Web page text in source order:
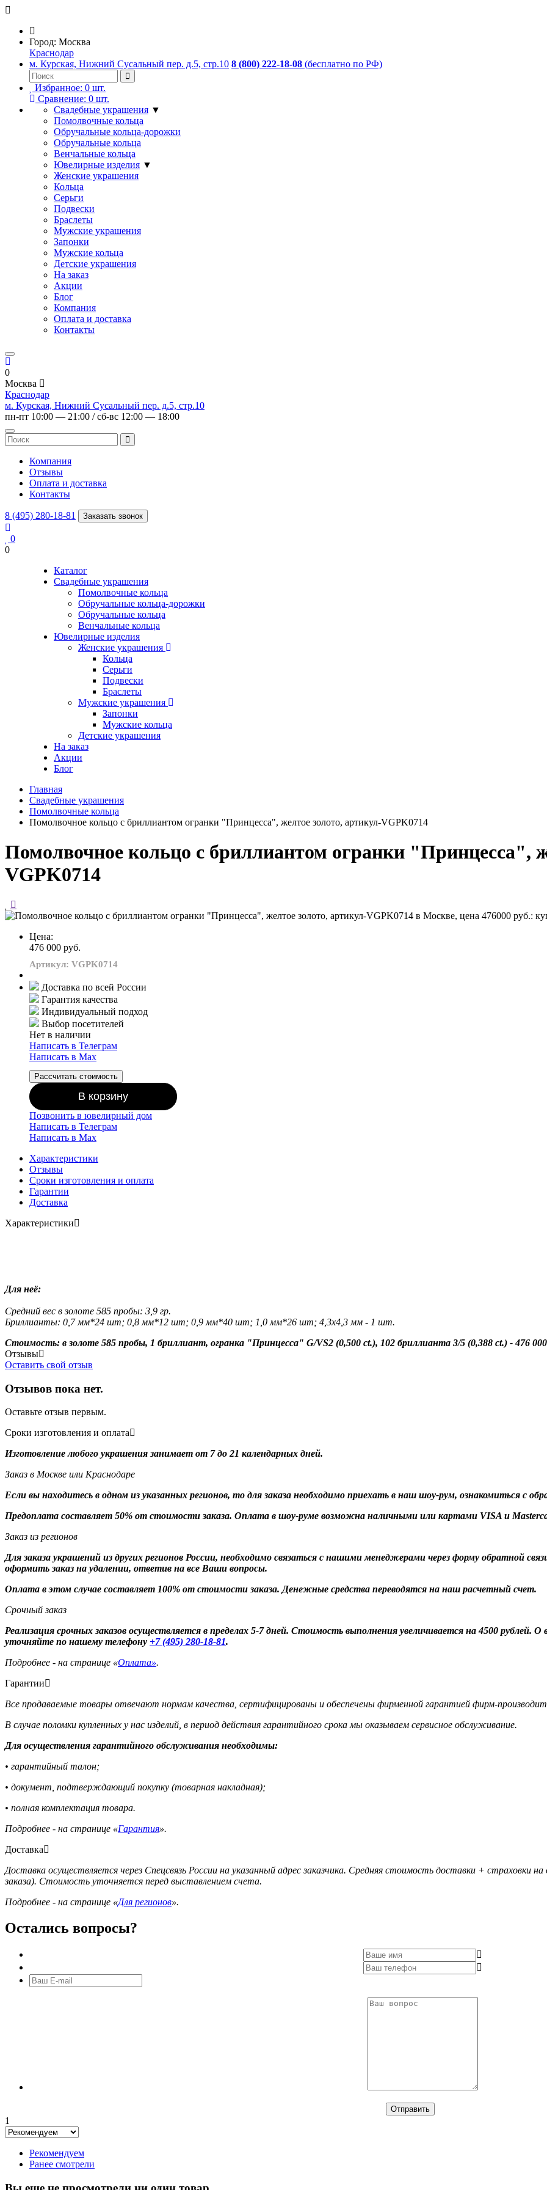
Город: Москва
Краснодар
м. Курская, Нижний Сусальный пер. д.5, стр.10 8 (800) 222-18-08 (бесплатно по РФ)
Избранное: 0 шт.
Сравнение: 0 шт.
Свадебные украшения ▼
Помолвочные кольца
Обручальные кольца-дорожки
Обручальные кольца
Венчальные кольца
Ювелирные изделия ▼
Женские украшения
Кольца
Серьги
Подвески
Браслеты
Мужские украшения
Запонки
Мужские кольца
Детские украшения
На заказ
Акции
Блог
Компания
Оплата и доставка
Контакты
0
Москва
Краснодар
м. Курская, Нижний Сусальный пер. д.5, стр.10
пн-пт 10:00 — 21:00 / сб-вс 12:00 — 18:00
Компания
Отзывы
Оплата и доставка
Контакты
8 (495) 280-18-81 Заказать звонок
0
0
Каталог
Свадебные украшения
Помолвочные кольца
Обручальные кольца-дорожки
Обручальные кольца
Венчальные кольца
Ювелирные изделия
Женские украшения
Кольца
Серьги
Подвески
Браслеты
Мужские украшения
Запонки
Мужские кольца
Детские украшения
На заказ
Акции
Блог
Главная
Свадебные украшения
Помолвочные кольца
Помолвочное кольцо с бриллиантом огранки "Принцесса", желтое золото, артикул-VGPK0714
Помолвочное кольцо с бриллиантом огранки "Принцесса",
VGPK0714
Цена:
476 000 руб.
Артикул: VGPK0714
Доставка по всей России
Гарантия качества
Индивидуальный подход
Выбор посетителей
Нет в наличии
Написать в Телеграм
Написать в Мах
Рассчитать стоимость
В корзину
Позвонить в ювелирный дом
Написать в Телеграм
Написать в Мах
Характеристики
Отзывы
Сроки изготовления и оплата
Гарантии
Доставка
Характеристики
Для неё:
Средний вес в золоте 585 пробы: 3,9 гр.
Бриллианты: 0,7 мм*24 шт; 0,8 мм*12 шт; 0,9 мм*40 шт; 1,0 мм*26 шт; 4,3х4,3 мм - 1 шт.
Стоимость: в золоте 585 пробы, 1 бриллиант, огранка "Принцесса" G/VS2 (0,500 ct.), 102 бриллианта 3/5 (0,388 ct.) - 476
Отзывы
Оставить свой отзыв
Отзывов пока нет.
Оставьте отзыв первым.
Сроки изготовления и оплата
Изготовление любого украшения занимает от 7 до 21 календарных дней.
Заказ в Москве или Краснодаре
Если вы находитесь в одном из указанных регионов, то для заказа необходимо приехать в наш шоу-рум, ознакомиться с
Предоплата составляет 50% от стоимости заказа. Оплата в шоу-руме возможна наличными или картами VISA и
Заказ из регионов
Для заказа украшений из других регионов России, необходимо связаться с нашими менеджерами через форму обратной
оформить заказ на удалении, ответив на все Ваши вопросы.
Оплата в этом случае составляет 100% от стоимости заказа. Денежные средства переводятся на наш расчетный счет.
Срочный заказ
Реализация срочных заказов осуществляется в пределах 5-7 дней. Стоимость выполнения увеличивается на 4500 рублей.
уточняйте по нашему телефону +7 (495) 280-18-81.
Подробнее - на странице «Оплата».
Гарантии
Все продаваемые товары отвечают нормам качества, сертифицированы и обеспечены фирменной гарантией фирм-
В случае поломки купленных у нас изделий, в период действия гарантийного срока мы оказываем сервисное обслуживание.
Для осуществления гарантийного обслуживания необходимы:
• гарантийный талон;
• документ, подтверждающий покупку (товарная накладная);
• полная комплектация товара.
Подробнее - на странице «Гарантия».
Доставка
Доставка осуществляется через Спецсвязь России на указанный адрес заказчика. Средняя стоимость доставки + страховки
заказа). Стоимость уточняется перед выставлением счета.
Подробнее - на странице «Для регионов».
Остались вопросы?
1
Рекомендуем
Ранее смотрели